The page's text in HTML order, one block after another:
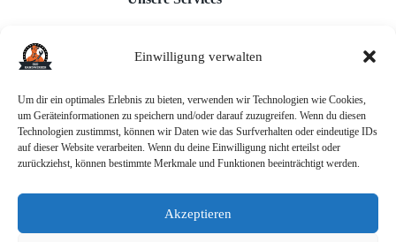
Einwilligung verwalten
Um dir ein optimales Erlebnis zu bieten, verwenden wir Technologien wie Cookies,
um Geräteinformationen zu speichern und/oder darauf zuzugreifen. Wenn du diesen
Technologien zustimmst, können wir Daten wie das Surfverhalten oder eindeutige IDs
auf dieser Website verarbeiten. Wenn du deine Einwilligung nicht erteilst oder
zurückziehst, können bestimmte Merkmale und Funktionen beeinträchtigt werden.
Akzeptieren
Webseiten für Handwerker
Google Unternehmensprofil
Backlink-Aufbau
AI-Chatbot
Informationen